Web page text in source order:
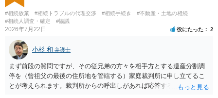
#相続放棄 #相続トラブルの代理交渉 #相続手続き
#不動産・土地の相続
#相続人調査・確定
#協議
2026年7月22日 役にたった 2
小杉 和 弁護士
まず前段の質問ですが、その従兄弟の方々を相手方とする遺産分割調
停を（曾祖父の最後の住所地を管轄する）家庭裁判所に申し立てるこ
とが考えられます。裁判所からの呼出しがあれば応答する可能性がま